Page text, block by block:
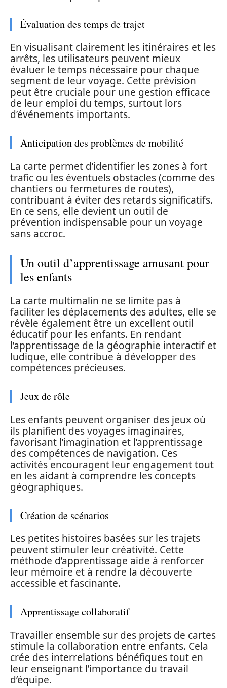
Évaluation des temps de trajet
En visualisant clairement les itinéraires et les
arrêts, les utilisateurs peuvent mieux
évaluer le temps nécessaire pour chaque
segment de leur voyage. Cette prévision
peut être cruciale pour une gestion efficace
de leur emploi du temps, surtout lors
d’événements importants.
Anticipation des problèmes de mobilité
La carte permet d’identifier les zones à fort
trafic ou les éventuels obstacles (comme des
chantiers ou fermetures de routes),
contribuant à éviter des retards significatifs.
En ce sens, elle devient un outil de
prévention indispensable pour un voyage
sans accroc.
Un outil d’apprentissage amusant pour
les enfants
La carte multimalin ne se limite pas à
faciliter les déplacements des adultes, elle se
révèle également être un excellent outil
éducatif pour les enfants. En rendant
l’apprentissage de la géographie interactif et
ludique, elle contribue à développer des
compétences précieuses.
Jeux de rôle
Les enfants peuvent organiser des jeux où
ils planifient des voyages imaginaires,
favorisant l’imagination et l’apprentissage
des compétences de navigation. Ces
activités encouragent leur engagement tout
en les aidant à comprendre les concepts
géographiques.
Création de scénarios
Les petites histoires basées sur les trajets
peuvent stimuler leur créativité. Cette
méthode d’apprentissage aide à renforcer
leur mémoire et à rendre la découverte
accessible et fascinante.
Apprentissage collaboratif
Travailler ensemble sur des projets de cartes
stimule la collaboration entre enfants. Cela
crée des interrelations bénéfiques tout en
leur enseignant l’importance du travail
d’équipe.